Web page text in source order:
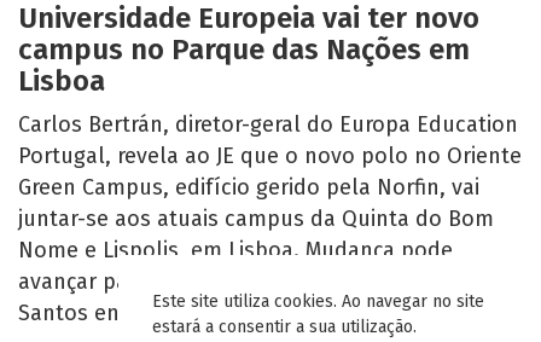
Este site utiliza cookies. Ao navegar no site
estará a consentir a sua utilização.
Universidade Europeia vai ter novo
campus no Parque das Nações em
Lisboa
Carlos Bertrán, diretor-geral do Europa Education
Portugal, revela ao JE que o novo polo no Oriente
Green Campus, edifício gerido pela Norfin, vai
juntar-se aos atuais campus da Quinta do Bom
Nome e Lispolis, em Lisboa. Mudança pode
avançar parcialmente já este ano. O campus de
Santos encerrará em setembro de 2025.